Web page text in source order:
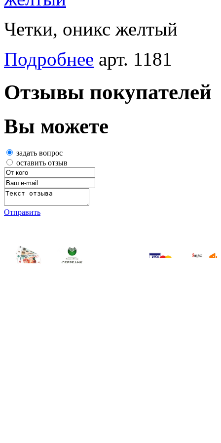
Четки, оникс желтый
Подробнее арт. 1181
Отзывы покупателей
Вы можете
задать вопрос
оставить отзыв
Отправить